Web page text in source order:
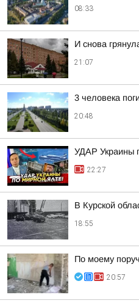
08:33
И снова
21:07
3 человека
20:48
УДАР
22:27
В Курской
18:55
По моему
20:57